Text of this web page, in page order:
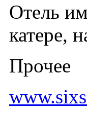
Отель
катере,
Прочее